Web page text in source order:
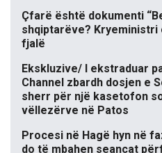
Çfarë është dokumenti
shqiptarëve? Kryeministri
fjalë
Ekskluzive/ I ekstraduar
Channel zbardh dosjen e
sherr për një kasetofon
vëllezërve në Patos
Procesi në Hagë hyn në
do të mbahen seancat